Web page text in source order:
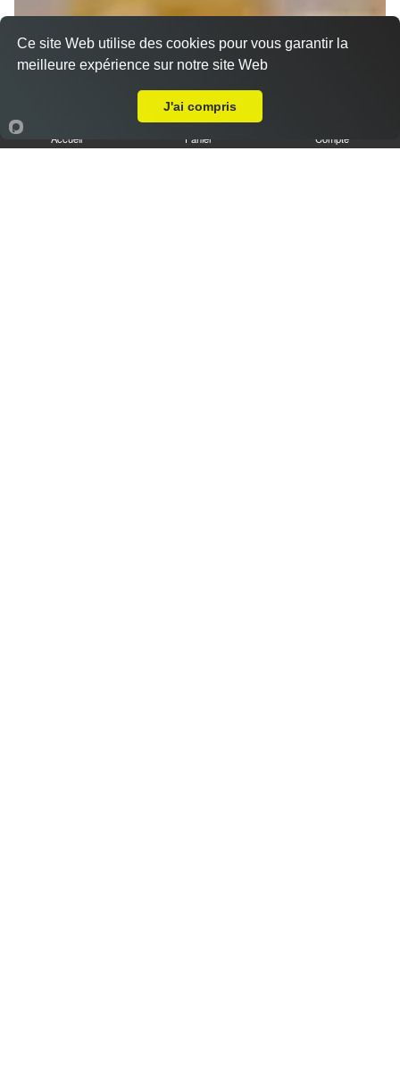
Accueil Panier Compte
Ce site Web utilise des cookies pour vous garantir la
meilleure expérience sur notre site Web
J'ai compris